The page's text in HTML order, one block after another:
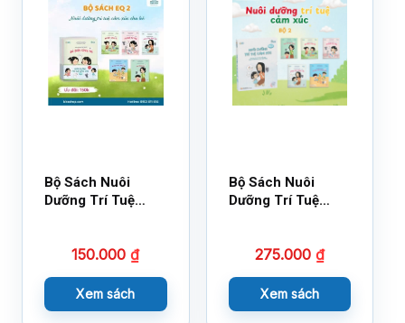
Bộ Sách Nuôi
Dưỡng Trí Tuệ
150.000₫
Xem sách
Bộ Sách Nuôi
Dưỡng Trí Tuệ
275.000 ₫
Xem sách